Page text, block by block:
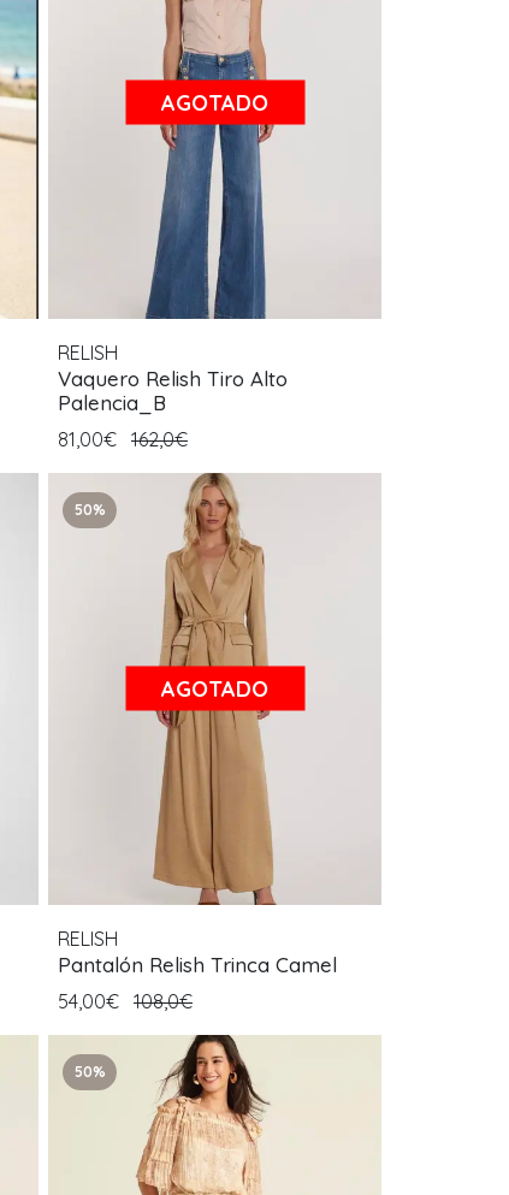
AGOTADO
RELISH
Vaquero Relish Tiro Alto
Palencia_B
81,00€ 162,0€
50%
AGOTADO
RELISH
Pantalón Relish Trinca Camel
54,00€ 108,0€
50%